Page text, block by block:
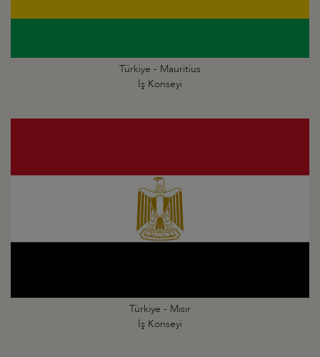
Türkiye - Mauritius
İş Konseyi
Türkiye - Mısır
İş Konseyi